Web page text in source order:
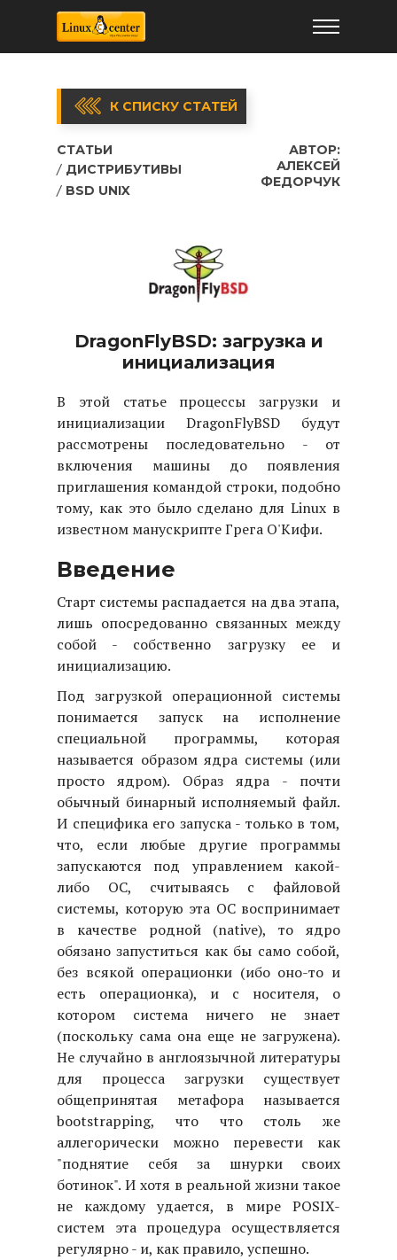
К СПИСКУ СТАТЕЙ
СТАТЬИ
ДИСТРИБУТИВЫ
BSD UNIX
АВТОР:
АЛЕКСЕЙ
ФЕДОРЧУК
DragonFlyBSD: загрузка и
инициализация
В этой статье процессы загрузки и
инициализации DragonFlyBSD будут
рассмотрены последовательно - от
включения машины до появления
приглашения командой строки, подобно
тому, как это было сделано для Linux в
известном манускрипте Грега О'Кифи.
Введение
Старт системы распадается на два этапа,
лишь опосредованно связанных между
собой - собственно загрузку ее и
инициализацию.
Под загрузкой операционной системы
понимается запуск на исполнение
специальной программы, которая
называется образом ядра системы (или
просто ядром). Образ ядра - почти
обычный бинарный исполняемый файл.
И специфика его запуска - только в том,
что, если любые другие программы
запускаются под управлением какой-
либо ОС, считываясь с файловой
системы, которую эта ОС воспринимает
в качестве родной (native), то ядро
обязано запуститься как бы само собой,
без всякой операционки (ибо оно-то и
есть операционка), и с носителя, о
котором система ничего не знает
(поскольку сама она еще не загружена).
Не случайно в англоязычной литературы
для процесса загрузки существует
общепринятая метафора называется
bootstrapping, что что столь же
аллегорически можно перевести как
"поднятие себя за шнурки своих
ботинок". И хотя в реальной жизни такое
не каждому удается, в мире POSIX-
систем эта процедура осуществляется
регулярно - и, как правило, успешно.